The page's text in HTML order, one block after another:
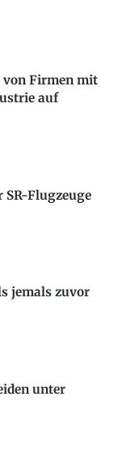
von Firmen mit
auf
Flugzeuge
jemals zuvor
unter